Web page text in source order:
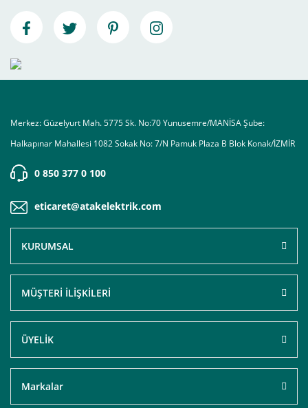
Merkez: Güzelyurt Mah. 5775 Sk. No:70 Yunusemre/MANİSA Şube:
Halkapınar Mahallesi 1082 Sokak No: 7/N Pamuk Plaza B Blok Konak/İZMİR
0 850 377 0 100
eticaret@atakelektrik.com
KURUMSAL
MÜŞTERİ İLİŞKİLERİ
ÜYELİK
Markalar